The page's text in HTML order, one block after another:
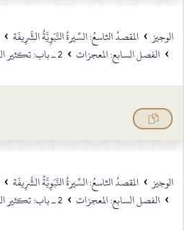
الوجيز › المقصدُ التّاسعُ: السِّيرةُ النَّبَوِيَّةُ الشَّرِيفَة ›
› الفصل السابع: المعجزات › 2 ـ باب: تكثير الطعام
الوجيز › المقصدُ التّاسعُ: السِّيرةُ النَّبَوِيَّةُ الشَّرِيفَة ›
› الفصل السابع: المعجزات › 2 ـ باب: تكثير الطعام